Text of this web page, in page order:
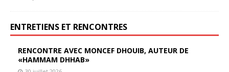
ENTRETIENS ET RENCONTRES
RENCONTRE AVEC MONCEF DHOUIB, AUTEUR DE
«HAMMAM DHHAB»